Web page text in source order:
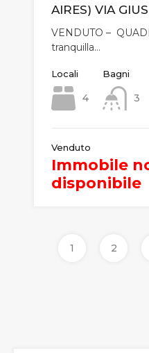
AIRES) VIA
VENDUTO –
tranquilla…
Locali
4
Bagni
3
Venduto
Immobile
disponibile
1 2